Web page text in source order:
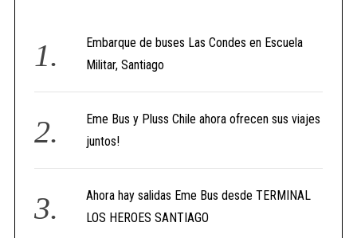
Embarque de buses Las Condes en Escuela
Militar, Santiago
Eme Bus y Pluss Chile ahora ofrecen sus viajes
juntos!
Ahora hay salidas Eme Bus desde TERMINAL
LOS HEROES SANTIAGO